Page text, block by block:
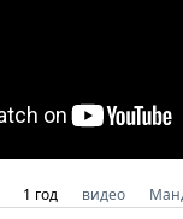
1 год видео